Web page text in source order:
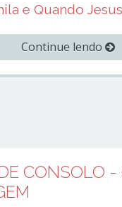
e Quando
Continue lendo
CONSOLO -